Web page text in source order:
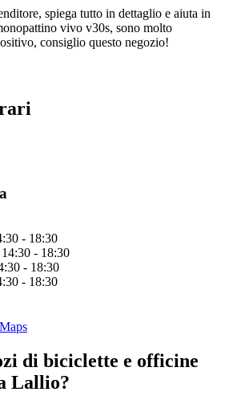
spiega tutto in dettaglio e aiuta in
vivo v30s, sono molto
consiglio questo negozio!
- 18:30
- 18:30
- 18:30
- 18:30
di biciclette e officine
Lallio?